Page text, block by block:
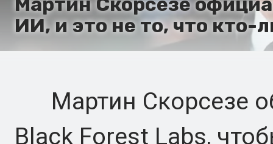
ИИ, и это не то, что кто-
Мартин Скорсезе
Black Forest Labs,